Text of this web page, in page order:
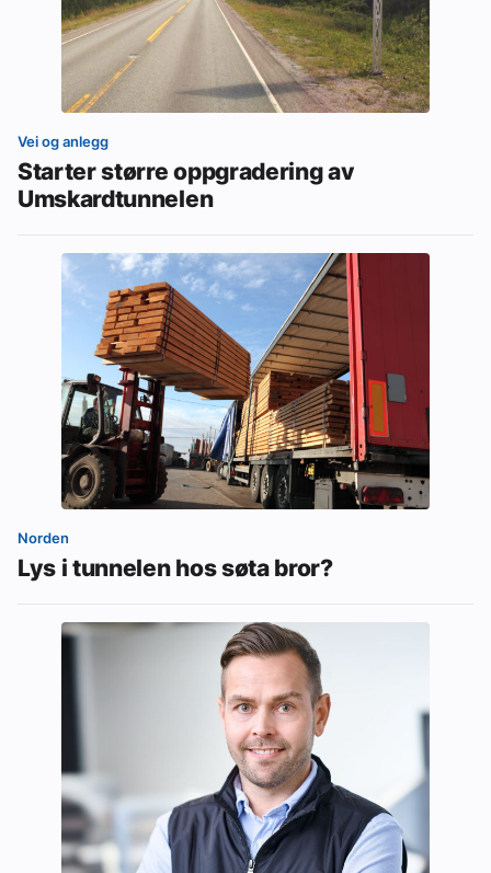
Vei og anlegg
Starter større oppgradering av
Umskardtunnelen
Norden
Lys i tunnelen hos søta bror?